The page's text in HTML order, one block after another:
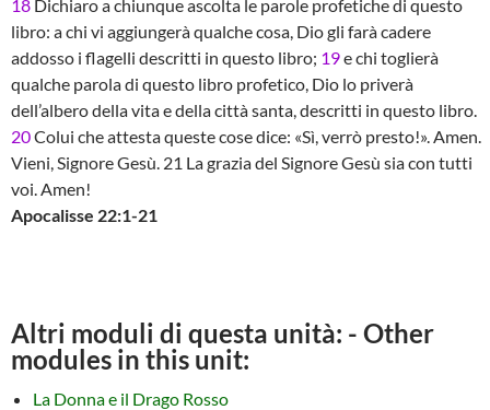
18 Dichiaro a chiunque ascolta le parole profetiche di questo
libro: a chi vi aggiungerà qualche cosa, Dio gli farà cadere
addosso i flagelli descritti in questo libro; 19e chi toglierà
qualche parola di questo libro profetico, Dio lo priverà
dell’albero della vita e della città santa, descritti in questo libro.
20Colui che attesta queste cose dice: «Sì, verrò presto!». Amen.
Vieni, Signore Gesù. 21 La grazia del Signore Gesù sia con tutti
voi. Amen!
Apocalisse 22:1-21
Altri moduli di questa unità: - Other
modules in this unit:
La Donna e il Drago Rosso